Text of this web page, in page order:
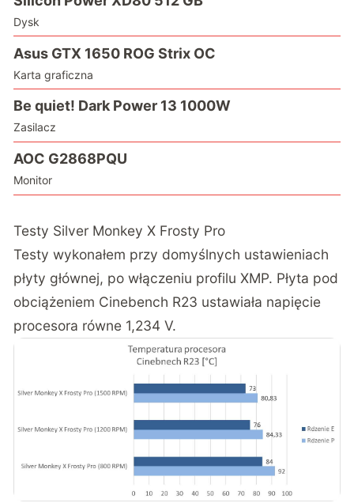
Dysk
Karta graficzna
Asus GTX 1650 ROG Strix OC
Zasilacz
Be quiet! Dark Power 13 1000W
Monitor
AOC G2868PQU
Testy Silver Monkey X Frosty Pro
Testy wykonałem przy domyślnych ustawieniach
płyty głównej, po włączeniu profilu XMP. Płyta pod
obciążeniem Cinebench R23 ustawiała napięcie
procesora równe 1,234 V.